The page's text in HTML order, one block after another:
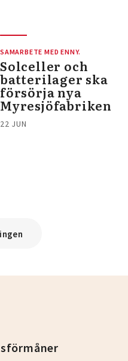
SAMARBETE MED ENNY.
Solceller och
batterilager ska
försörja nya
Myresjöfabriken
22 JUN